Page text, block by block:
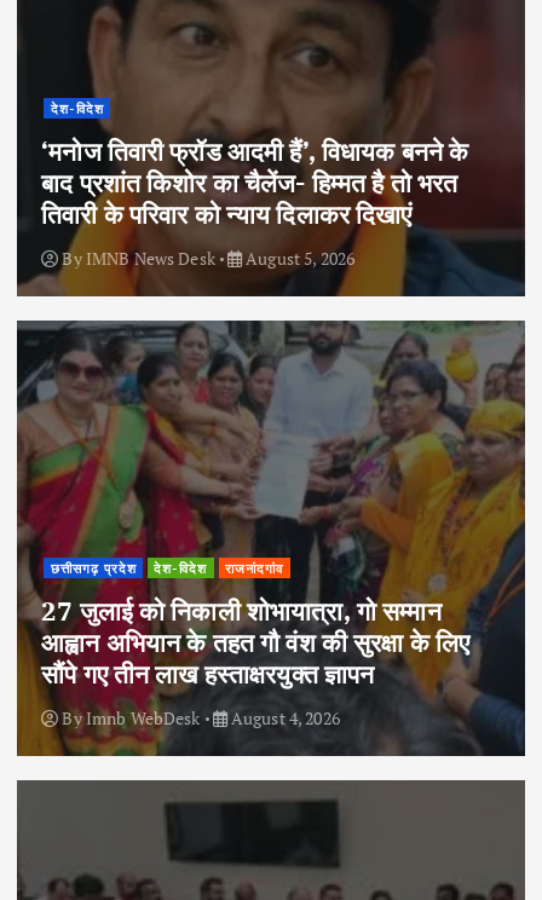
देश-विदेश
‘मनोज तिवारी फ्रॉड आदमी हैं’, विधायक बनने के
बाद प्रशांत किशोर का चैलेंज- हिम्मत है तो भरत
तिवारी के परिवार को न्याय दिलाकर दिखाएं
By IMNB News Desk August 5, 2026
छत्तीसगढ़ प्रदेश देश-विदेश राजनांदगांव
27 जुलाई को निकाली शोभायात्रा, गो सम्मान
आह्वान अभियान के तहत गौ वंश की सुरक्षा के लिए
सौंपे गए तीन लाख हस्ताक्षरयुक्त ज्ञापन
ByImnb WebDesk August 4, 2026